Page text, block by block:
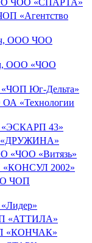
«Агентство
ООО ЧОО
ООО «ЧОО
«ЧОП Юг-Дельта»
«Технологии
«ЭСКАРП 43»
«ДРУЖИНА»
«ЧОО «Витязь»
«КОНСУЛ 2002»
ЧОП
«АТТИЛА»
«КОНЧАК»